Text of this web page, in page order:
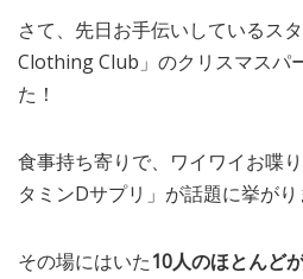
EVERYDAY– 日常ブログ
さて、先日お手伝いしているス
Clothing Club」のクリスマスパ
た！
食事持ち寄りで、ワイワイお喋
タミンDサプリ」が話題に挙がり
その場にはいた10人のほとんど